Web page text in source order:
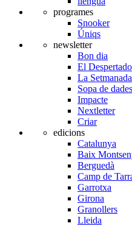
programes
Snooker
Úniqs
newsletter
Bon dia
El
La Setmanada
Sopa de dades
Impacte
Nextletter
Criar
edicions
Catalunya
Baix
Berguedà
Camp de
Garrotxa
Girona
Granollers
Lleida